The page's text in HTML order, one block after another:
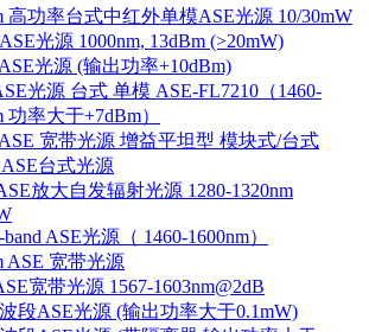
高功率台式中红外单模ASE光源 10/30mW
光源 1000nm, 13dBm (>20mW)
光源 (输出功率+10dBm)
光源 台式 单模 ASE-FL7210（1460-
功率大于+7dBm）
宽带光源 增益平坦型 模块式/台式
ASE台式光源
放大自发辐射光源 1280-1320nm
ASE光源（ 1460-1600nm）
ASE 宽带光源
宽带光源 1567-1603nm@2dB
段ASE光源 (输出功率大于0.1mW)